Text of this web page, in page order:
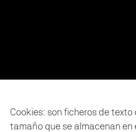
Cookies: son ficheros de
tamaño que se almacenan en